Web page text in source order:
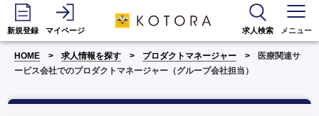
新規登録 マイページ 求人検索 メニュー
HOME 求人情報を探す プロダクトマネージャー
医療関連サ
ービス会社でのプロダクトマネージャー（グループ会社担当）